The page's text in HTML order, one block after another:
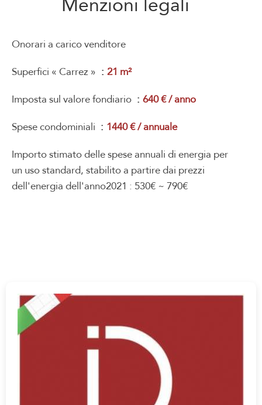
Onorari a carico venditore
Superfici « Carrez »
21 m²
Imposta sul valore fondiario
640 € / anno
Spese condominiali
1440 € / annuale
Importo stimato delle spese annuali di energia per
un uso standard, stabilito a partire dai prezzi
dell'energia dell'anno2021 : 530€ ~ 790€